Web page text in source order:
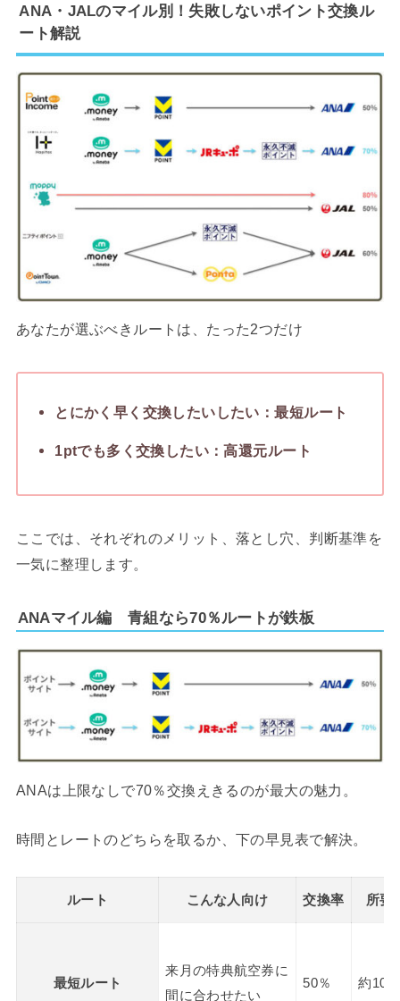
ANA・JALのマイル別！失敗しないポイント交換ル
ート解説
あなたが選ぶべきルートは、たった2つだけ
とにかく早く交換したいしたい：最短ルート
1ptでも多く交換したい：高還元ルート
ここでは、それぞれのメリット、落とし穴、判断基準を
一気に整理します。
ANAマイル編 青組なら70％ルートが鉄板
ANAは上限なしで70％交換えきるのが最大の魅力。
時間とレートのどちらを取るか、下の早見表で解決。
ルート こんな人向け 交換率 所要
最短ルート
来月の特典航空券に
間に合わせたい
50％ 約10日